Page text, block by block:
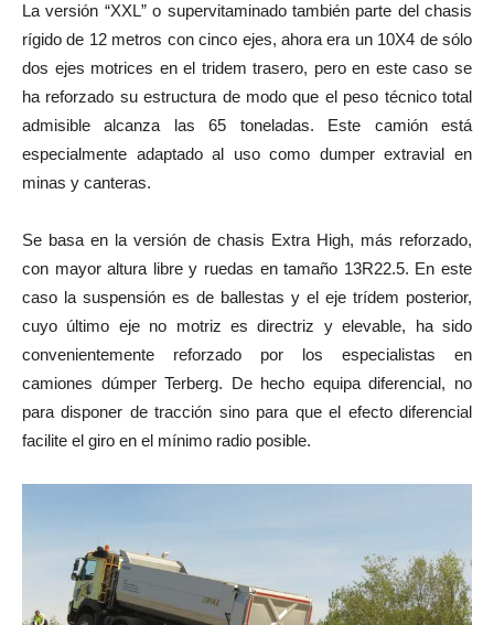
La versión “XXL” o supervitaminado también parte del chasis
rígido de 12 metros con cinco ejes, ahora era un 10X4 de sólo
dos ejes motrices en el tridem trasero, pero en este caso se
ha reforzado su estructura de modo que el peso técnico total
admisible alcanza las 65 toneladas. Este camión está
especialmente adaptado al uso como dumper extravial en
minas y canteras.
Se basa en la versión de chasis Extra High, más reforzado,
con mayor altura libre y ruedas en tamaño 13R22.5. En este
caso la suspensión es de ballestas y el eje trídem posterior,
cuyo último eje no motriz es directriz y elevable, ha sido
convenientemente reforzado por los especialistas en
camiones dúmper Terberg. De hecho equipa diferencial, no
para disponer de tracción sino para que el efecto diferencial
facilite el giro en el mínimo radio posible.